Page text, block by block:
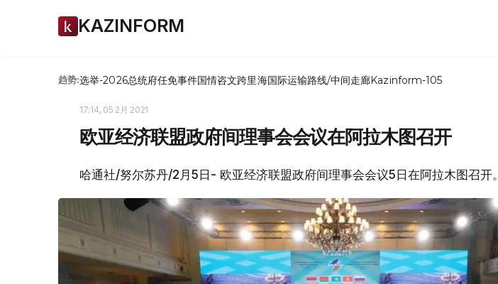
KAZINFORM
趋势:选举-2026总统府任免事件国情咨文跨里海国际运输路线/中间走廊Kazinform-105
17:14, 05 2月 2021
欧亚经济联盟政府间理事会会议在阿拉木图召开
哈通社/努尔苏丹/2月5日- 欧亚经济联盟政府间理事会会议5日在阿拉木图召开。